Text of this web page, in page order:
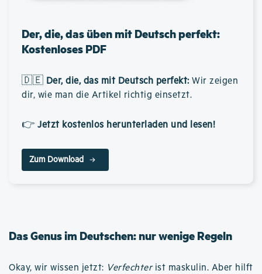
Der, die, das üben mit Deutsch perfekt:
Kostenloses PDF
🇩🇪 Der, die, das mit Deutsch perfekt: Wir zeigen
dir, wie man die Artikel richtig einsetzt.
👉 Jetzt kostenlos herunterladen und lesen!
Zum Download
Das Genus im Deutschen: nur wenige Regeln
Okay, wir wissen jetzt: Verfechterist maskulin. Aber hilft